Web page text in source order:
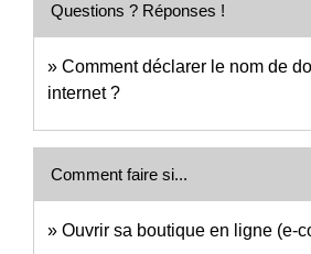
Questions ? Réponses !
Comment déclarer le nom de
internet ?
Comment faire si...
Ouvrir sa boutique en ligne (e-